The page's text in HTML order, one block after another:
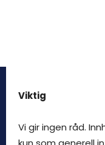
Viktig
Vi gir ingen råd.